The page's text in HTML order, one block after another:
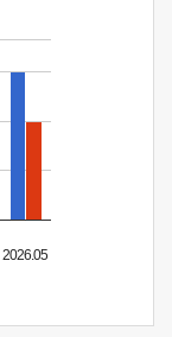
2026.05